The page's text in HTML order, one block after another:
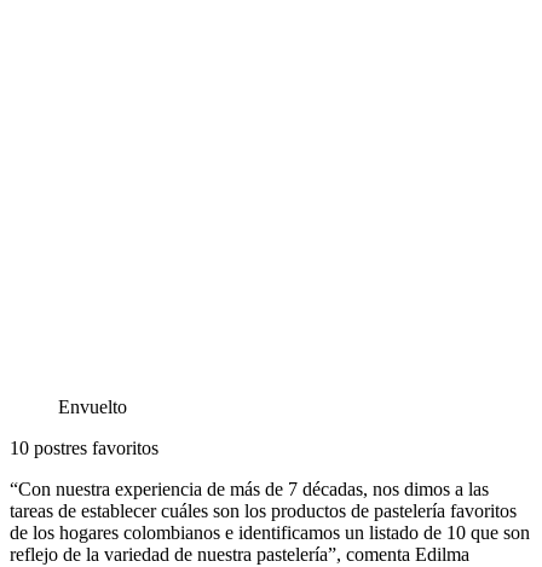
Envuelto
10 postres favoritos
“Con nuestra experiencia de más de 7 décadas, nos dimos a las
tareas de establecer cuáles son los productos de pastelería favoritos
de los hogares colombianos e identificamos un listado de 10 que son
reflejo de la variedad de nuestra pastelería”, comenta Edilma